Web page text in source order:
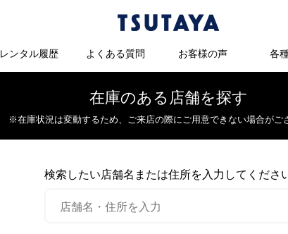
レンタル履歴 よくある質問 お客様の声 各
在庫のある店舗を探す
※在庫状況は変動するため、 ご来店の際にご用意できない場合がご
検索したい店舗名または住所を入力してくださ